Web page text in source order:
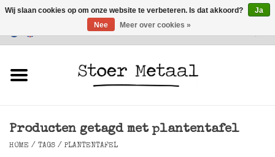
Klantenservice
Verlichting
Producten getagd met plantentafel
HOME / TAGS / PLANTENTAFEL
Wij slaan cookies op om onze website te verbeteren. Is dat akkoord?
Ja
Nee
Meer over cookies »